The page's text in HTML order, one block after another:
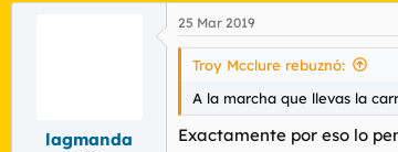
a
c
c
e
s
lagmanda
25 Mar 2019
Troy Mcclure rebuznó:
A la marcha que llevas la
Exactamente por eso lo